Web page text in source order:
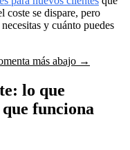
coste se dispare, pero
y cuánto puedes
más abajo →
lo que
funciona